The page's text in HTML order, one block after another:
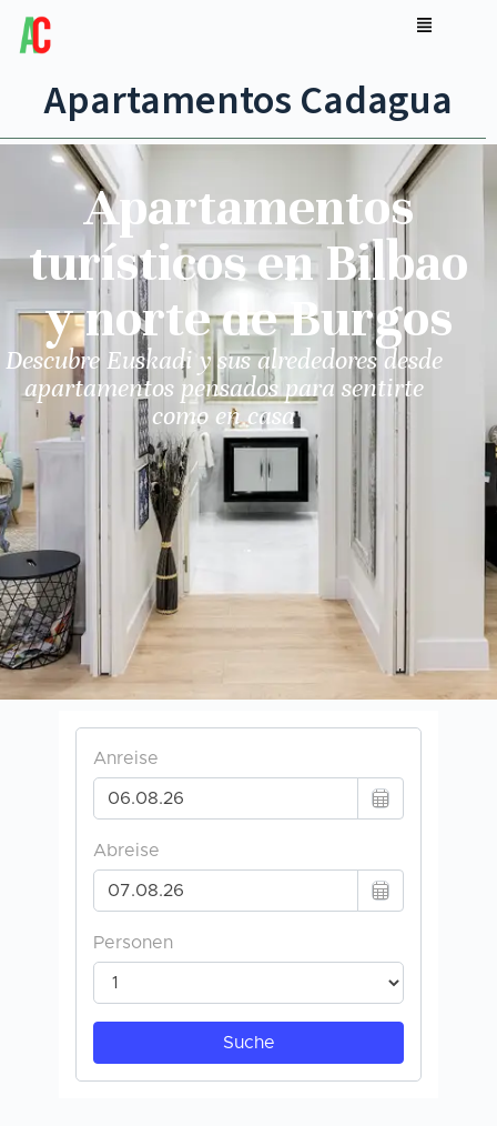
Apartamentos Cadagua
Apartamentos
turísticos en Bilbao
y norte de Burgos
Descubre Euskadi y sus alrededores desde
apartamentos pensados para sentirte
como en casa